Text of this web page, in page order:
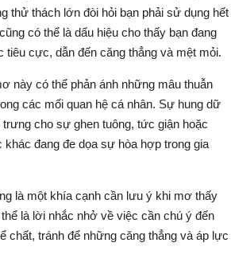
thử thách lớn đòi hỏi bạn phải sử dụng hết
có thể là dấu hiệu cho thấy bạn đang
tiêu cực, dẫn đến căng thẳng và mệt mỏi.
này có thể phản ánh những mâu thuẫn
các mối quan hệ cá nhân. Sự hung dữ
cho sự ghen tuông, tức giận hoặc
đang đe dọa sự hòa hợp trong gia
là một khía cạnh cần lưu ý khi mơ thấy
là lời nhắc nhở về việc cần chú ý đến
chất, tránh để những căng thẳng và áp lực